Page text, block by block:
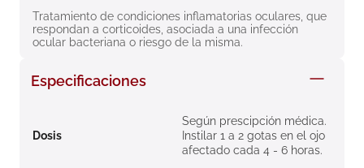
Tratamiento de condiciones inflamatorias oculares, que
respondan a corticoides, asociada a una infección
ocular bacteriana o riesgo de la misma.
Especificaciones
Dosis
Según prescipción médica.
Instilar 1 a 2 gotas en el ojo
afectado cada 4 - 6 horas.
7. isdin
8. roche posay